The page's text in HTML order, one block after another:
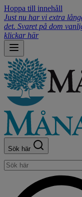
Hoppa till innehåll
Just nu har vi extra
det. Svaret på dom
klickar här
Sök här